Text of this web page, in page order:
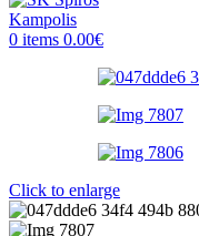
0 items 0.00€
Click to enlarge